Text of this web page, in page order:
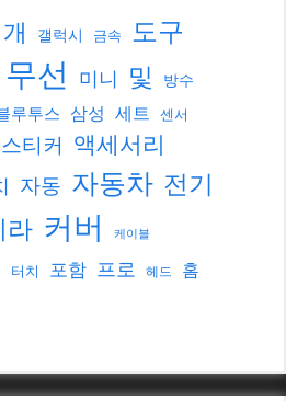
개 갤럭시 금속 도구
무선 미니 및 방수
루투스 삼성 세트 센서
스티커 액세서리
자동 자동차 전기
라 커버 케이블
터치 포함 프로 헤드 홈